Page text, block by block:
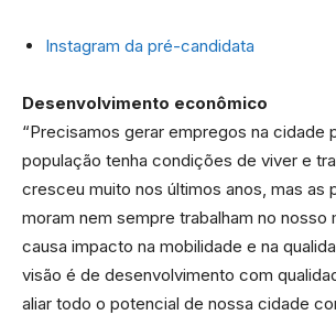
Instagram da pré-candidata
Desenvolvimento econômico
“Precisamos gerar empregos na cidade
população tenha condições de viver e
cresceu muito nos últimos anos, mas as
moram nem sempre trabalham no nosso
causa impacto na mobilidade e na
visão é de desenvolvimento com
aliar todo o potencial de nossa cidade